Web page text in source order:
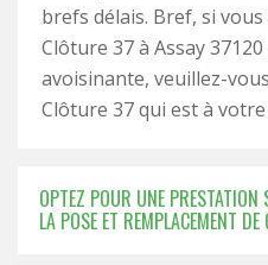
brefs délais. Bref, si
Clôture 37 à Assay
avoisinante, veuillez-
Clôture 37 qui est à
OPTEZ POUR UNE PRESTATION
LA POSE ET REMPLACEMENT